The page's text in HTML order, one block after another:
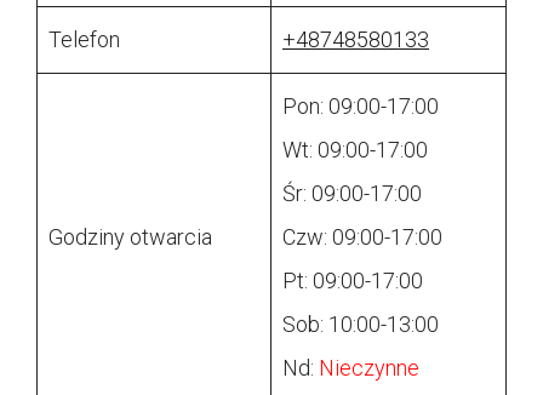
Telefon +48748580133
Godziny otwarcia
Pon: 09:00-17:00
Wt: 09:00-17:00
Śr: 09:00-17:00
Czw: 09:00-17:00
Pt: 09:00-17:00
Sob: 10:00-13:00
Nd: Nieczynne